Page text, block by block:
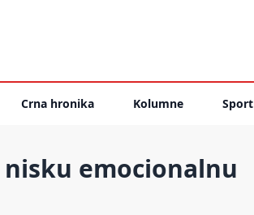
Crna hronika Kolumne Sport
emocionalnu